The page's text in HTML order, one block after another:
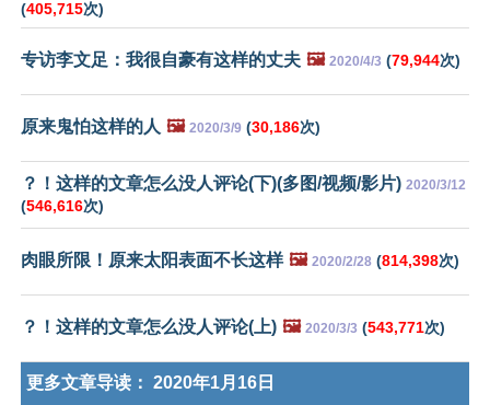
(405,715次)
专访李文足：我很自豪有这样的丈夫 🖼️ 2020/4/3 (79,944次)
原来鬼怕这样的人 🖼️ 2020/3/9 (30,186次)
？！这样的文章怎么没人评论(下)(多图/视频/影片) 2020/3/12
(546,616次)
肉眼所限！原来太阳表面不长这样 🖼️ 2020/2/28 (814,398次)
？！这样的文章怎么没人评论(上) 🖼️ 2020/3/3 (543,771次)
更多文章导读： 2020年1月16日